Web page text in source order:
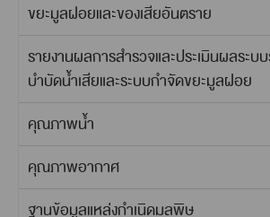
ขยะมูลฝอยและของเสียอันตราย
รายงานผลการสำรวจและประเมินผลระบ
บำบัดน้ำเสียและระบบกำจัดขยะมูลฝอย
คุณภาพน้ำ
คุณภาพอากาศ
ฐานข้อมูลแหล่งกำเนิดมลพิษ